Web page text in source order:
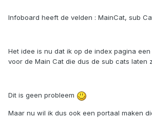
Infoboard heeft de velden : MainCat, sub
Het idee is nu dat ik op de index pagina
voor de Main Cat die dus de sub cats laten
Dit is geen probleem
Maar nu wil ik dus ook een portaal maken